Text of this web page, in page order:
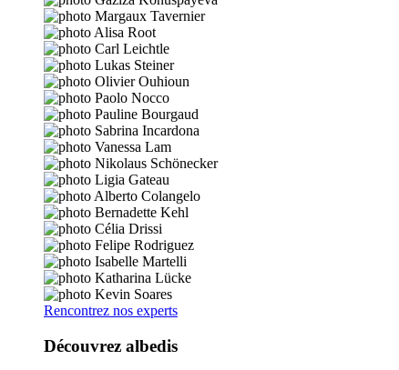
Rencontrez nos experts
Découvrez albedis